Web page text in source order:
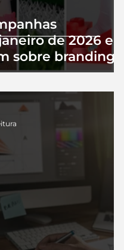
de 2026 e
sobre branding